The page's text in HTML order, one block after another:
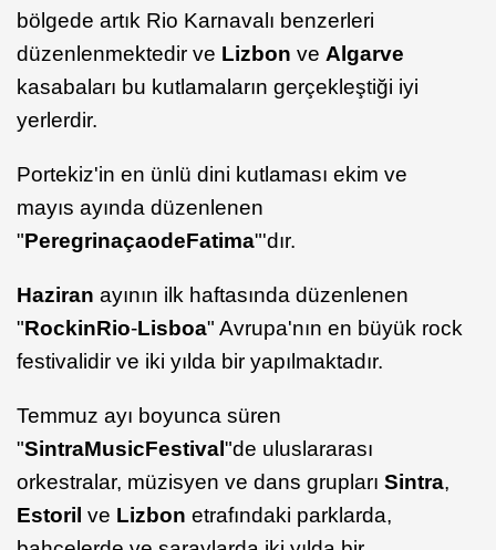
bölgede artık Rio Karnavalı benzerleri
düzenlenmektedir ve Lizbon ve Algarve
kasabaları bu kutlamaların gerçekleştiği iyi
yerlerdir.
Portekiz'in en ünlü dini kutlaması ekim ve
mayıs ayında düzenlenen
"PeregrinaçaodeFatima"'dır.
Haziran ayının ilk haftasında düzenlenen
"RockinRio-Lisboa" Avrupa'nın en büyük rock
festivalidir ve iki yılda bir yapılmaktadır.
Temmuz ayı boyunca süren
"SintraMusicFestival "de uluslararası
orkestralar, müzisyen ve dans grupları Sintra,
Estoril ve Lizbon etrafındaki parklarda,